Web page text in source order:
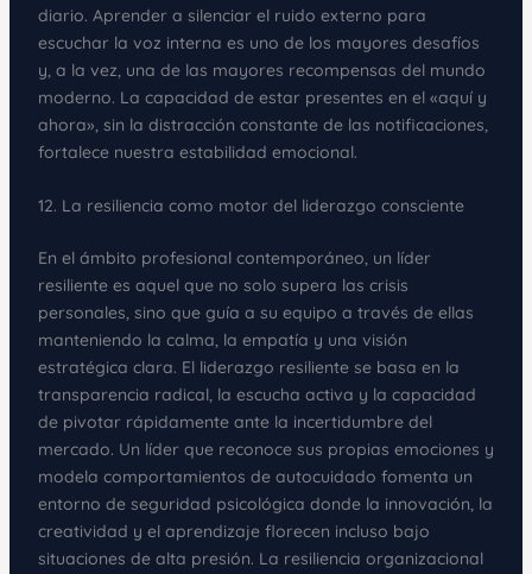
diario. Aprender a silenciar el ruido externo para
escuchar la voz interna es uno de los mayores desafíos
y, a la vez, una de las mayores recompensas del mundo
moderno. La capacidad de estar presentes en el «aquí y
ahora», sin la distracción constante de las notificaciones,
fortalece nuestra estabilidad emocional.
12. La resiliencia como motor del liderazgo consciente
En el ámbito profesional contemporáneo, un líder
resiliente es aquel que no solo supera las crisis
personales, sino que guía a su equipo a través de ellas
manteniendo la calma, la empatía y una visión
estratégica clara. El liderazgo resiliente se basa en la
transparencia radical, la escucha activa y la capacidad
de pivotar rápidamente ante la incertidumbre del
mercado. Un líder que reconoce sus propias emociones y
modela comportamientos de autocuidado fomenta un
entorno de seguridad psicológica donde la innovación, la
creatividad y el aprendizaje florecen incluso bajo
situaciones de alta presión. La resiliencia organizacional